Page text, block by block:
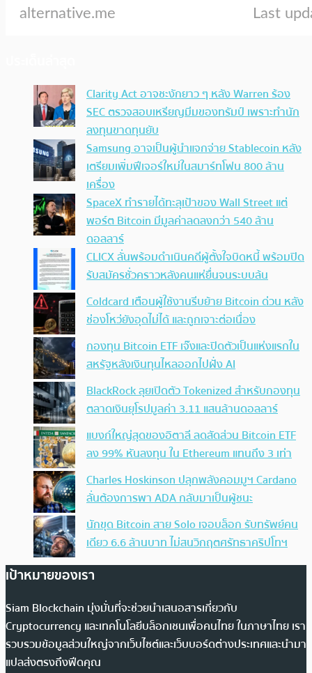
Clarity Act อาจชะงักยาว ๆ หลัง Warren ร้อง
SEC ตรวจสอบเหรียญมีมของทรัมป์ เพราะทำนัก
ลงทุนขาดทุนยับ
Samsung อาจเป็นผู้นำแจกจ่าย Stablecoin หลัง
เตรียมเพิ่มฟีเจอร์ใหม่ในสมาร์ทโฟน 800 ล้าน
เครื่อง
SpaceX ทำรายได้ทะลุเป้าของ Wall Street แต่
พอร์ต Bitcoin มีมูลค่าลดลงกว่า 540 ล้าน
ดอลลาร์
CLICX ลั่นพร้อมดำเนินคดีผู้ตั้งใจบิดหนี้ พร้อมปิด
รับสมัครชั่วคราวหลังคนแห่ยื่นจนระบบล้น
Coldcard เตือนผู้ใช้งานรีบย้าย Bitcoin ด่วน หลัง
ช่องโหว่ยังอุดไม่ได้ และถูกเจาะต่อเนื่อง
กองทุน Bitcoin ETF เจ๊งและปิดตัวเป็นแห่งแรกใน
สหรัฐหลังเงินทุนไหลออกไปฝั่ง AI
BlackRock ลุยเปิดตัว Tokenized สำหรับกองทุน
ตลาดเงินยุโรปมูลค่า 3.11 แสนล้านดอลลาร์
แบงก์ใหญ่สุดของอิตาลี ลดสัดส่วน Bitcoin ETF
ลง 99% หันลงทุน ใน Ethereum แทนถึง 3 เท่า
Charles Hoskinson ปลุกพลังคอมมูฯ Cardano
ลั่นต้องการพา ADA กลับมาเป็นผู้ชนะ
นักขุด Bitcoin สาย Solo เจอบล็อก รับทรัพย์คน
เดียว 6.6 ล้านบาท ไม่สนวิกฤตศรัทธาคริปโทฯ
เป้าหมายของเรา
Siam Blockchain มุ่งมั่นที่จะช่วยนำเสนอสารเกี่ยวกับ
Cryptocurrency และเทคโนโลยีบล็อกเชนเพื่อคนไทย ในภาษาไทย เรา
รวบรวมข้อมูลส่วนใหญ่จากเว็บไซต์และเว็บบอร์ดต่างประเทศและนำมา
แปลส่งตรงถึงฟีดคุณ